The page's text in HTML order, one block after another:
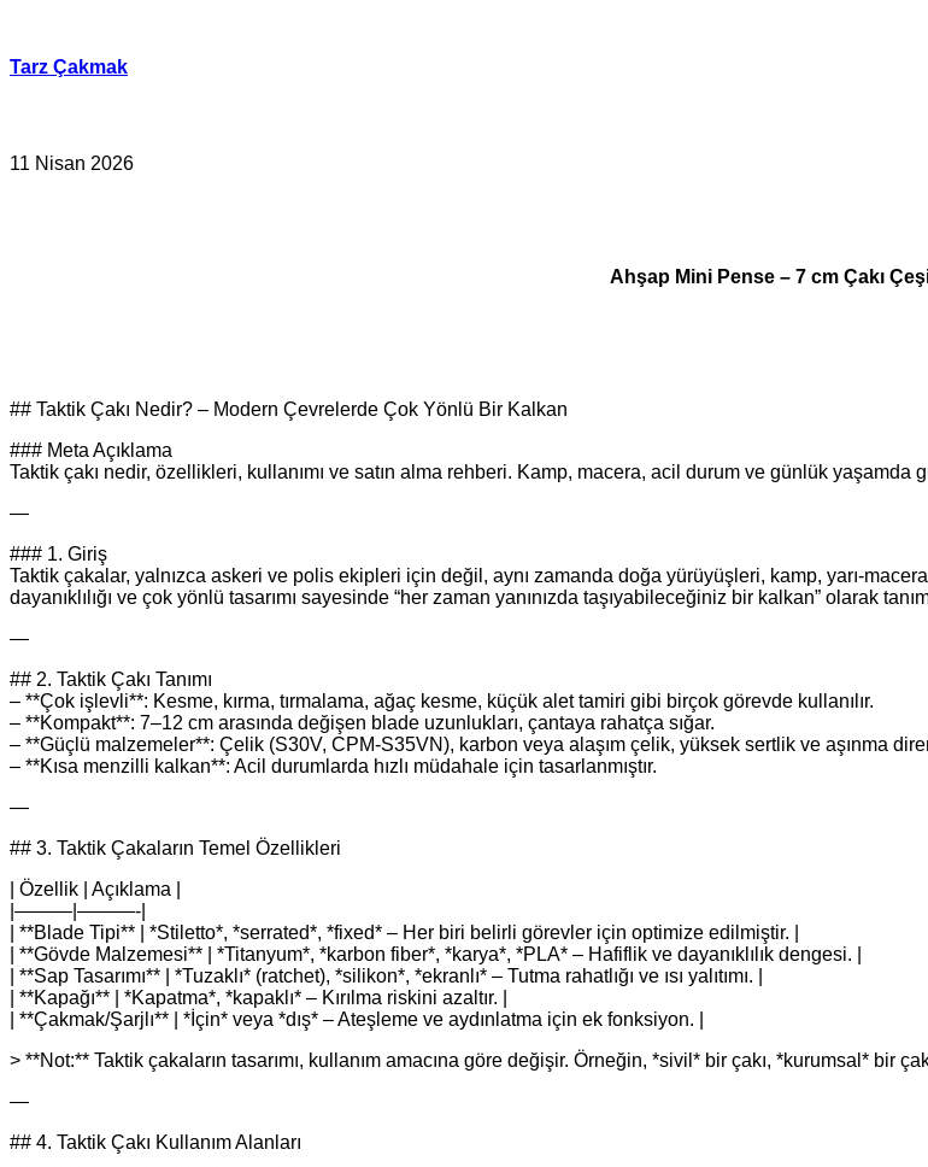
Tarz Çakmak
11 Nisan 2026
Ahşap Mini Pense – 7 cm Çakı
## Taktik Çakı Nedir? – Modern Çevrelerde Çok Yönlü Bir Kalkan
### Meta Açıklama
Taktik çakı nedir, özellikleri, kullanımı ve satın alma rehberi. Kamp, macera, acil durum ve günlük yaşamda
—
### 1. Giriş
Taktik çakalar, yalnızca askeri ve polis ekipleri için değil, aynı zamanda doğa yürüyüşleri, kamp, yarı-
dayanıklılığı ve çok yönlü tasarımı sayesinde “her zaman yanınızda taşıyabileceğiniz bir kalkan” olarak
—
## 2. Taktik Çakı Tanımı
– **Çok işlevli**: Kesme, kırma, tırmalama, ağaç kesme, küçük alet tamiri gibi birçok görevde kullanılır.
– **Kompakt**: 7–12 cm arasında değişen blade uzunlukları, çantaya rahatça sığar.
– **Güçlü malzemeler**: Çelik (S30V, CPM-S35VN), karbon veya alaşım çelik, yüksek sertlik ve aşınma
– **Kısa menzilli kalkan**: Acil durumlarda hızlı müdahale için tasarlanmıştır.
—
## 3. Taktik Çakaların Temel Özellikleri
| Özellik | Açıklama |
|———|———-|
| **Blade Tipi** | *Stiletto*, *serrated*, *fixed* – Her biri belirli görevler için optimize edilmiştir. |
| **Gövde Malzemesi** | *Titanyum*, *karbon fiber*, *karya*, *PLA* – Hafiflik ve dayanıklılık dengesi. |
| **Sap Tasarımı** | *Tuzaklı* (ratchet), *silikon*, *ekranlı* – Tutma rahatlığı ve ısı yalıtımı. |
| **Kapağı** | *Kapatma*, *kapaklı* – Kırılma riskini azaltır. |
| **Çakmak/Şarjlı** | *İçin* veya *dış* – Ateşleme ve aydınlatma için ek fonksiyon. |
> **Not:** Taktik çakaların tasarımı, kullanım amacına göre değişir. Örneğin, *sivil* bir çakı, *kurumsal* bir
—
## 4. Taktik Çakı Kullanım Alanları